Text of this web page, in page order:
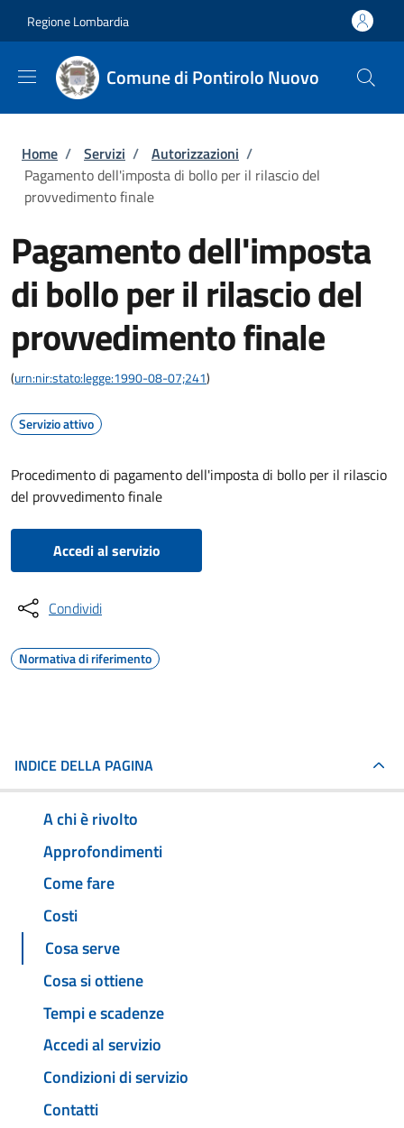
Regione Lombardia
Comune di Pontirolo Nuovo
Briciole di pane
Home / Servizi / Autorizzazioni /
Pagamento dell'imposta di bollo per il rilascio del
provvedimento finale
Pagamento dell'imposta
di bollo per il rilascio del
provvedimento finale
(urn:nir:stato:legge:1990-08-07;241)
Servizio attivo
Procedimento di pagamento dell'imposta di bollo per il rilascio
del provvedimento finale
Accedi al servizio
Condividi
Normativa di riferimento
INDICE DELLA PAGINA
A chi è rivolto
Approfondimenti
Come fare
Costi
Cosa serve
Cosa si ottiene
Tempi e scadenze
Accedi al servizio
Condizioni di servizio
Contatti